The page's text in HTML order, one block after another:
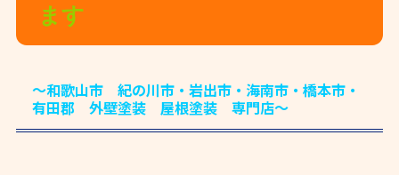
ます
～和歌山市 紀の川市・岩出市・海南市・橋本市・
有田郡 外壁塗装 屋根塗装 専門店～